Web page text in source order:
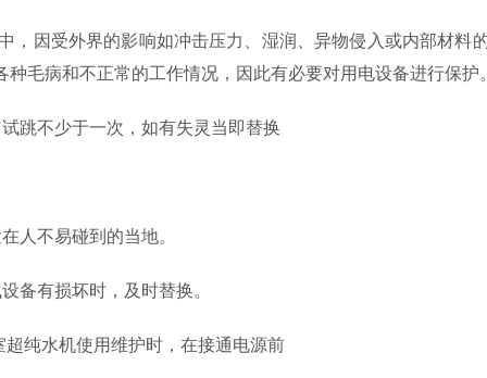
因受外界的影响如冲击压力、湿润、异物侵入或内部材料
毛病和不正常的工作情况，因此有必要对用电设备进行保
跳不少于一次，如有失灵当即替换
人不易碰到的当地。
备有损坏时，及时替换。
纯水机使用维护时，在接通电源前